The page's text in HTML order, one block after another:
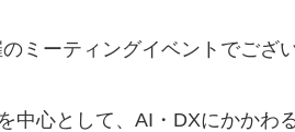
ミーティングイベントでござい
心として、AI・DXにかかわ